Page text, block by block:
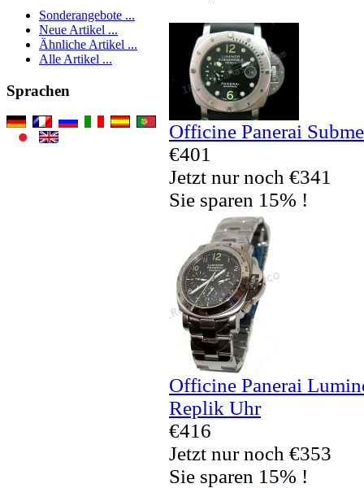
Sonderangebote ...
Neue Artikel ...
Ähnliche Artikel ...
Alle Artikel ...
Sprachen
Officine Panerai
€401
Jetzt nur noch €341
Sie sparen 15% !
Officine Panerai
Replik Uhr
€416
Jetzt nur noch €353
Sie sparen 15% !